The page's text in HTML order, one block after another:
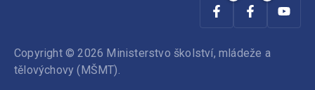
Copyright © 2026 Ministerstvo školství, mládeže a
tělovýchovy (MŠMT).